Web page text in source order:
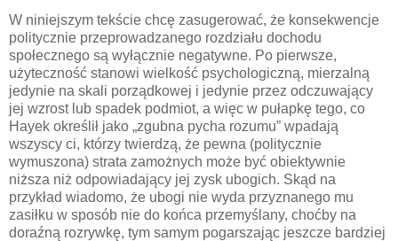
W niniejszym tekście chcę zasugerować, że konsekwencje
politycznie przeprowadzanego rozdziału dochodu
społecznego są wyłącznie negatywne. Po pierwsze,
użyteczność stanowi wielkość psychologiczną, mierzalną
jedynie na skali porządkowej i jedynie przez odczuwający
jej wzrost lub spadek podmiot, a więc w pułapkę tego, co
Hayek określił jako „zgubna pycha rozumu” wpadają
wszyscy ci, którzy twierdzą, że pewna (politycznie
wymuszona) strata zamożnych może być obiektywnie
niższa niż odpowiadający jej zysk ubogich. Skąd na
przykład wiadomo, że ubogi nie wyda przyznanego mu
zasiłku w sposób nie do końca przemyślany, choćby na
doraźną rozrywkę, tym samym pogarszając jeszcze bardziej